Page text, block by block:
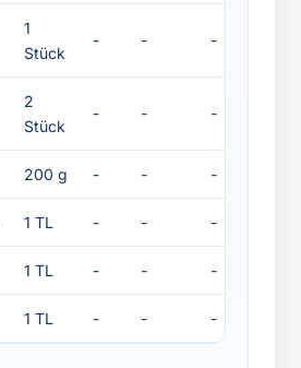
1
Stück
- - -
2
Stück
- - -
200 g - - -
1 TL - - -
1 TL - - -
1 TL - - -